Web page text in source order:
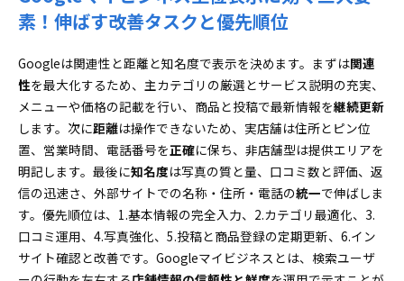
素！伸ばす改善タスクと優先順位
Googleは関連性と距離と知名度で表示を決めます。まずは関連
性を最大化するため、主カテゴリの厳選とサービス説明の充実、
メニューや価格の記載を行い、商品と投稿で最新情報を継続更新
します。次に距離は操作できないため、実店舗は住所とピン位
置、営業時間、電話番号を正確に保ち、非店舗型は提供エリアを
明記します。最後に知名度は写真の質と量、口コミ数と評価、返
信の迅速さ、外部サイトでの名称・住所・電話の統一で伸ばしま
す。優先順位は、1.基本情報の完全入力、2.カテゴリ最適化、3.
口コミ運用、4.写真強化、5.投稿と商品登録の定期更新、6.イン
サイト確認と改善です。Googleマイビジネスとは、検索ユーザ